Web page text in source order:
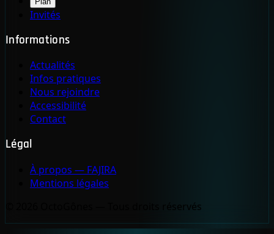
Invités
Informations
Actualités
Infos pratiques
Nous rejoindre
Accessibilité
Contact
Légal
À propos — FAJIRA
Mentions légales
© 2026 OctoGônes — Tous droits réservés